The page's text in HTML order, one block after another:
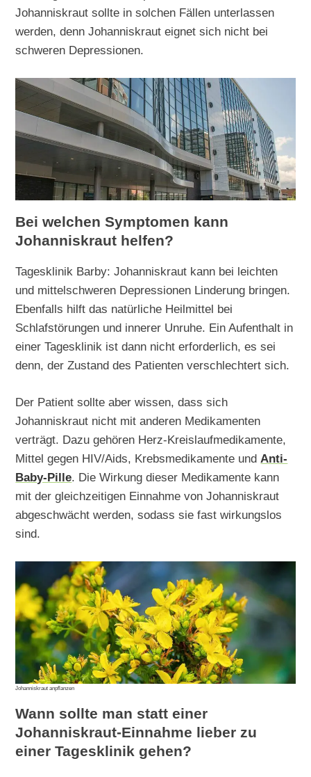
Johanniskraut sollte in solchen Fällen unterlassen
werden, denn Johanniskraut eignet sich nicht bei
schweren Depressionen.
Bei welchen Symptomen kann
Johanniskraut helfen?
Tagesklinik Barby: Johanniskraut kann bei leichten
und mittelschweren Depressionen Linderung bringen.
Ebenfalls hilft das natürliche Heilmittel bei
Schlafstörungen und innerer Unruhe. Ein Aufenthalt in
einer Tagesklinik ist dann nicht erforderlich, es sei
denn, der Zustand des Patienten verschlechtert sich.
Der Patient sollte aber wissen, dass sich
Johanniskraut nicht mit anderen Medikamenten
verträgt. Dazu gehören Herz-Kreislaufmedikamente,
Mittel gegen HIV/Aids, Krebsmedikamente und Anti-
Baby-Pille. Die Wirkung dieser Medikamente kann
mit der gleichzeitigen Einnahme von Johanniskraut
abgeschwächt werden, sodass sie fast wirkungslos
sind.
Johanniskraut anpflanzen
Wann sollte man statt einer
Johanniskraut-Einnahme lieber zu
einer Tagesklinik gehen?